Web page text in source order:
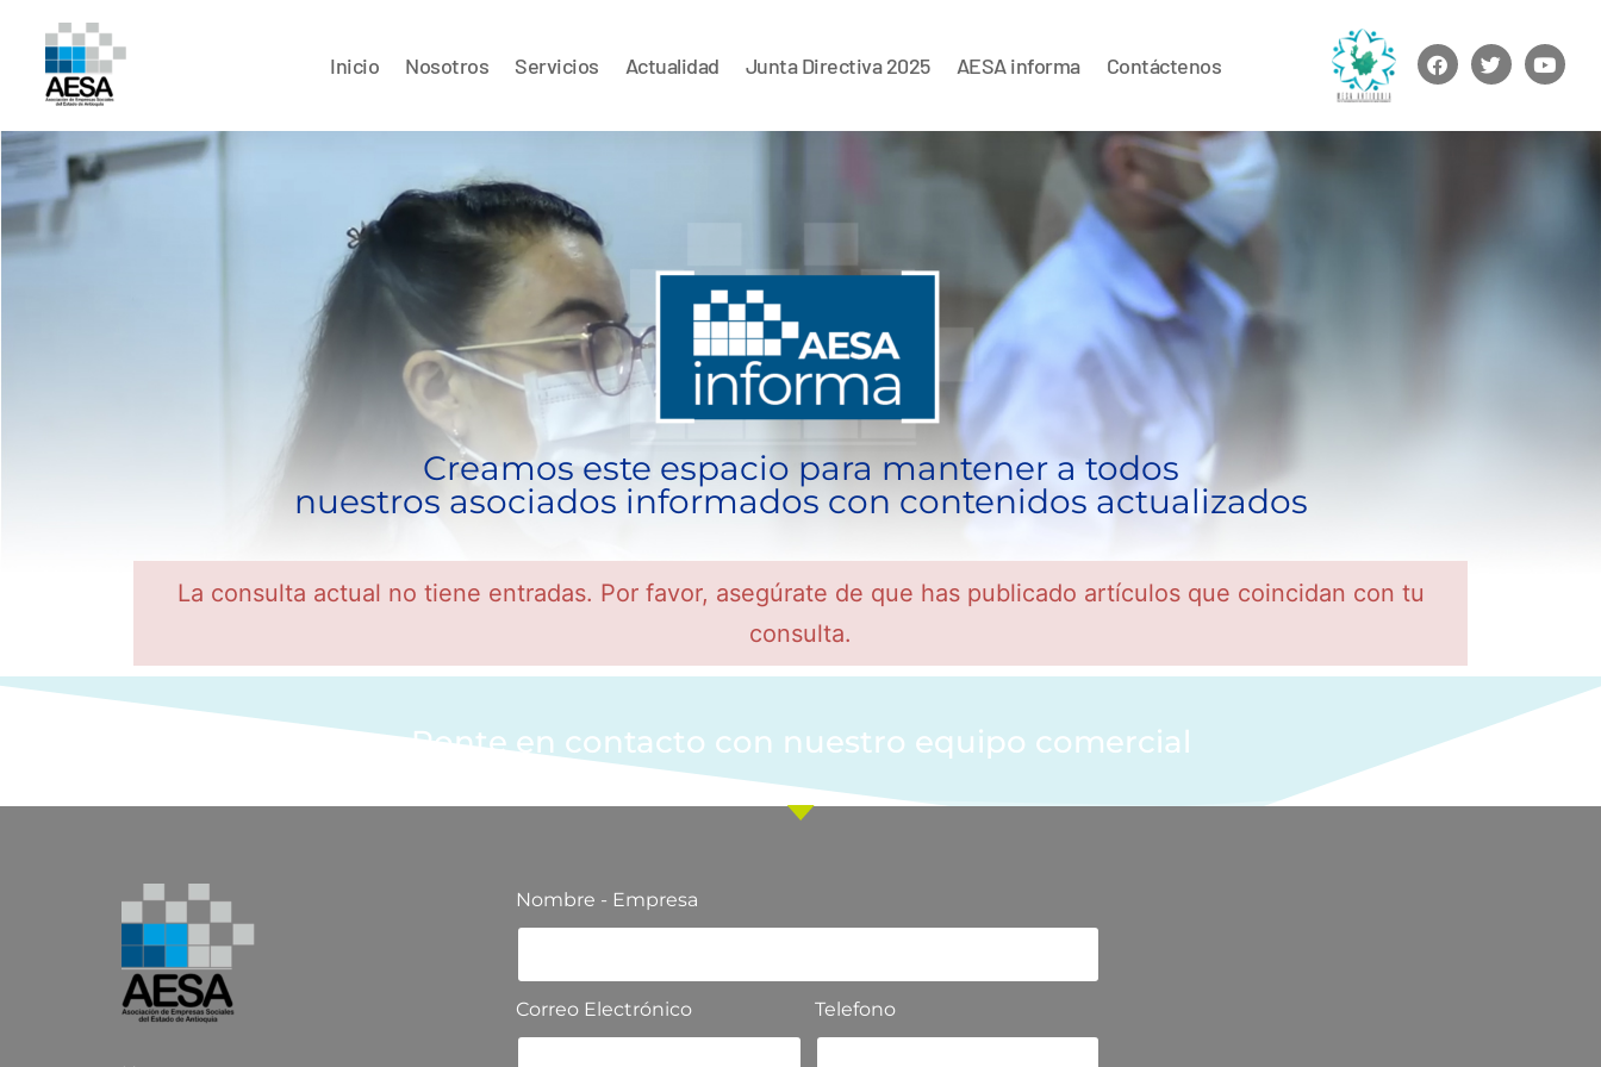
Inicio Nosotros Servicios Actualidad Junta Directiva 2025 AESA informa Contáctenos
Creamos este espacio para mantener a todos
nuestros asociados informados con contenidos actualizados
La consulta actual no tiene entradas. Por favor, asegúrate de que has publicado artículos que coincidan con tu
consulta.
Ponte en contacto con nuestro equipo comercial
Nombre - Empresa
Correo Electrónico Telefono